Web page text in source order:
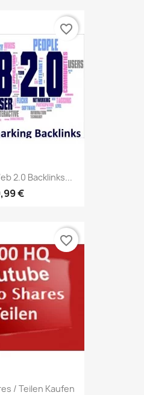
2.0 Backlinks...
€
favorite_border
/ Teilen Kaufen
favorite_border